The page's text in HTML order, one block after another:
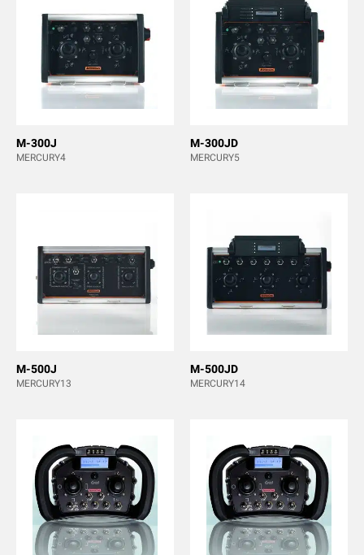
M-300J
MERCURY4
M-300JD
MERCURY5
M-500J
MERCURY13
M-500JD
MERCURY14